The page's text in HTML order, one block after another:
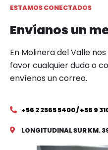
ESTAMOS CONECTADOS
Envíanos un
En Molinera del Valle
favor cualquier duda o
envíenos un correo.
+56 2 2565 5400 / +56 9
LONGITUDINAL SUR KM.